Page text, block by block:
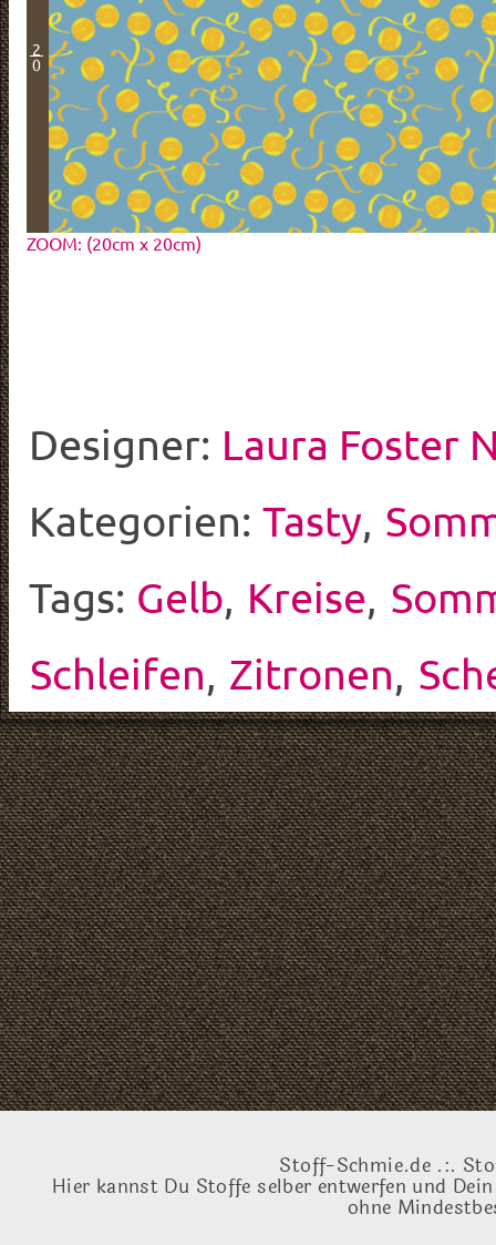
2
0
ZOOM: (20cm x 20cm)
Designer: Laura Foster
Kategorien: Tasty,
Tags: Gelb, Kreise,
Schleifen, Zitronen,
Stoff-Schmie.de .:.
Hier kannst Du Stoffe selber entwerfen und
ohne